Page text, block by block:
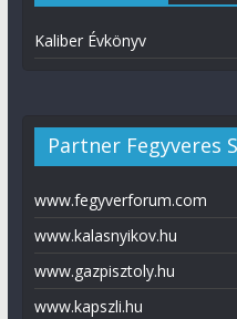
Kaliber Évkönyv
Partner Fegyveres
www.fegyverforum.com
www.kalasnyikov.hu
www.gazpisztoly.hu
www.kapszli.hu